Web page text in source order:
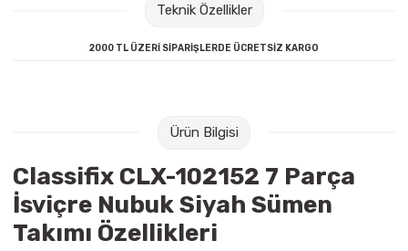
Raptiye & İğneler
Zımba Telleri
Zımbalar
Tual
Ebru Boyaları
Fırçalar
Teknik Özellikler
2000 TL ÜZERİ SİPARİŞLERDE ÜCRETSİZ KARGO
Ürün Bilgisi
Classifix CLX-102152 7 Parça
İsviçre Nubuk Siyah Sümen
Takımı Özellikleri